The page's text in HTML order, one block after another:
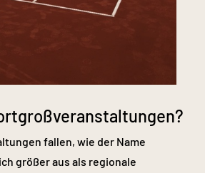
fallen, wie der Name
größer aus als regionale